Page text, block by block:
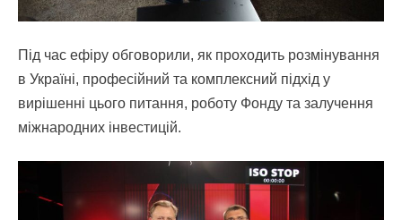
Під час ефіру обговорили, як проходить розмінування
в Україні, професійний та комплексний підхід у
вирішенні цього питання, роботу Фонду та залучення
міжнародних інвестицій.